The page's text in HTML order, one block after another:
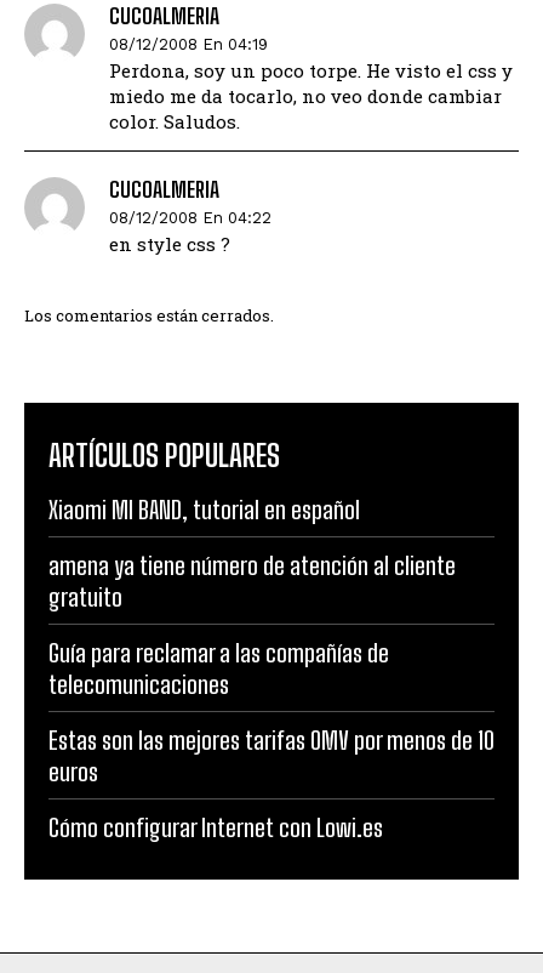
CUCOALMERIA
08/12/2008 En 04:19
Perdona, soy un poco torpe. He visto el css y
miedo me da tocarlo, no veo donde cambiar
color. Saludos.
CUCOALMERIA
08/12/2008 En 04:22
en style css ?
Los comentarios están cerrados.
ARTÍCULOS POPULARES
Xiaomi MI BAND, tutorial en español
amena ya tiene número de atención al cliente
gratuito
Guía para reclamar a las compañías de
telecomunicaciones
Estas son las mejores tarifas OMV por menos de 10
euros
Cómo configurar Internet con Lowi.es